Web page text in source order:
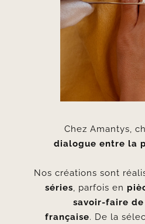
Chez Amantys,
dialogue entre la
Nos créations sont
séries, parfois en
savoir-faire
française. De la